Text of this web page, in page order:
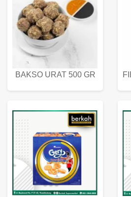
BAKSO URAT 500 GR